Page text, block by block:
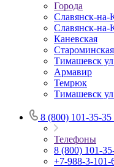
Города
Славянск-на-
Славянск-на-
Каневская
Староминская
Тимашевск
Армавир
Темрюк
Тимашевск
8 (800) 101-35-35
Телефоны
8 (800) 101-
+7-988-3-101-